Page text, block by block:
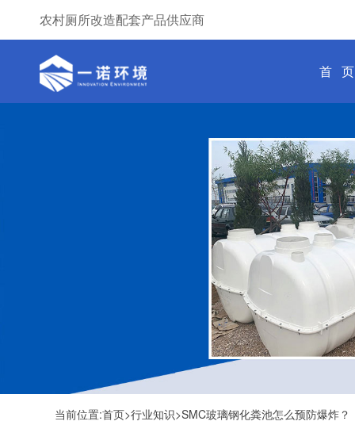
农村厕所改造配套产品供应商
首 页
当前位置:首页>行业知识>SMC玻璃钢化粪池怎么预防爆炸？